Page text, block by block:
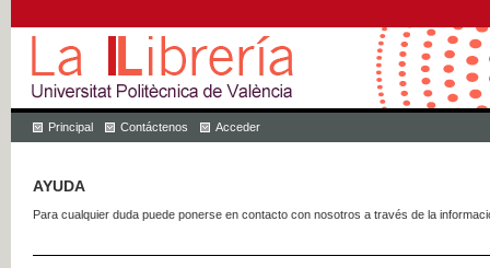
Principal Contáctenos Acceder
AYUDA
Para cualquier duda puede ponerse en contacto con nosotros a través de la